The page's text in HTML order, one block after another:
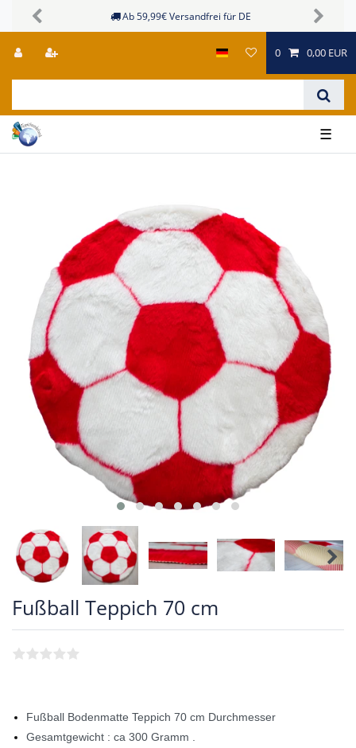
Ab 59,99€ Versandfrei für DE
Previous Next
0 0,00 EUR
☰
Fußball Teppich 70 cm
Fußball Bodenmatte Teppich 70 cm Durchmesser
Gesamtgewicht : ca 300 Gramm .